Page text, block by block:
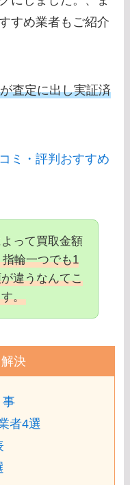
すめ業者もご紹介
査定に出し実証済
ミ・評判おすすめ
って買取金額
指輪一つでも1
違うなんてこ
。
決
事
者4選